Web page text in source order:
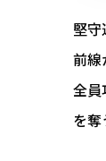
堅
前線
全員
を奪